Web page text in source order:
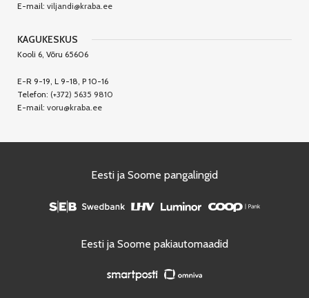
E-mail: viljandi@kraba.ee
KAGUKESKUS
Kooli 6, Võru 65606
E-R 9-19, L 9-18, P 10-16
Telefon: (+372) 5635 9810
E-mail: voru@kraba.ee
Eesti ja Soome pangalingid
Eesti ja Soome pakiautomaadid